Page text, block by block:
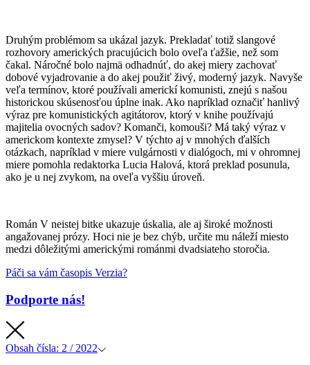
Druhým problémom sa ukázal jazyk. Prekladať totiž slangové
rozhovory amerických pracujúcich bolo oveľa ťažšie, než som
čakal. Náročné bolo najmä odhadnúť, do akej miery zachovať
dobové vyjadrovanie a do akej použiť živý, moderný jazyk. Navyše
veľa termínov, ktoré používali americkí komunisti, znejú s našou
historickou skúsenosťou úplne inak. Ako napríklad označiť hanlivý
výraz pre komunistických agitátorov, ktorý v knihe používajú
majitelia ovocných sadov? Komanči, komouši? Má taký výraz v
americkom kontexte zmysel? V týchto aj v mnohých ďalších
otázkach, napríklad v miere vulgárnosti v dialógoch, mi v ohromnej
miere pomohla redaktorka Lucia Halová, ktorá preklad posunula,
ako je u nej zvykom, na oveľa vyššiu úroveň.
Román V neistej bitke ukazuje úskalia, ale aj široké možnosti
angažovanej prózy. Hoci nie je bez chýb, určite mu náleží miesto
medzi dôležitými americkými románmi dvadsiateho storočia.
Páči sa vám časopis Verzia?
Podporte nás!
Obsah čísla: 2 / 2022